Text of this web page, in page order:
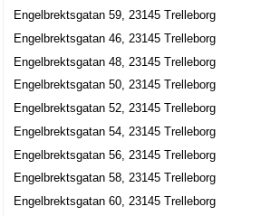
Drop In ZM Dam o Herr Frisör
Zenira Mahmutovic
Engelbrektsgatan 97 A, 23134 Trelleborg
Riv & Renovering i Trelleborg AB
Ovidiu-Ionel Lungu
0705-581935
Engelbrektsgatan 99 B, 23134 Trelleborg
Engelbrektsgatan 59, 23145 Trelleborg
Engelbrektsgatan 46, 23145 Trelleborg
Engelbrektsgatan 48, 23145 Trelleborg
Engelbrektsgatan 50, 23145 Trelleborg
Engelbrektsgatan 52, 23145 Trelleborg
Engelbrektsgatan 54, 23145 Trelleborg
Engelbrektsgatan 56, 23145 Trelleborg
Engelbrektsgatan 58, 23145 Trelleborg
Engelbrektsgatan 60, 23145 Trelleborg